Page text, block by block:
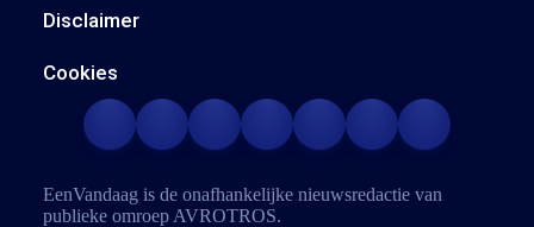
Disclaimer
Cookies
EenVandaag is de onafhankelijke nieuwsredactie van
publieke omroep AVROTROS.